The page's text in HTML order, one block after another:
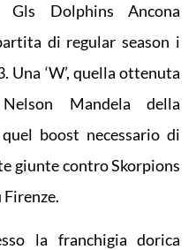
Dolphins Ancona
di regular season i
Una ‘W’, quella ottenuta
Mandela della
boost necessario di
giunte contro Skorpions
la franchigia dorica